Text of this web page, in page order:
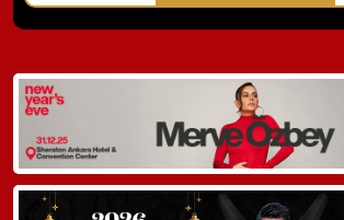
X Kapat
WhatsApp ile Bilgi Alın
Hemen Arayın